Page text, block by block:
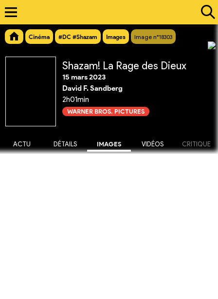
Cinéma #DC #Shazam Images Image n°18303
Shazam! La Rage des Dieux
15 mars 2023
David F. Sandberg
2h01min
WARNER BROS. PICTURES
ACTU DÉTAILS IMAGES VIDÉOS CRITIQUE